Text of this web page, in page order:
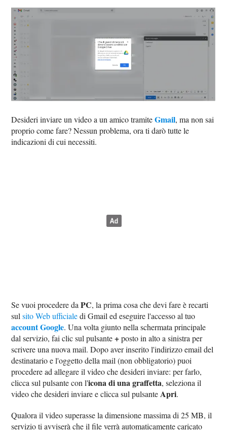
Desideri inviare un video a un amico tramiteGmail, ma non sai
proprio come fare? Nessun problema, ora ti darò tutte le
indicazioni di cui necessiti.
Se vuoi procedere daPC, la prima cosa che devi fare è recarti
sulsito Web ufficialedi Gmail ed eseguire l'accesso al tuo
account Google. Una volta giunto nella schermata principale
dal servizio, fai clic sul pulsante+posto in alto a sinistra per
scrivere una nuova mail. Dopo aver inserito l'indirizzo email del
destinatario e l'oggetto della mail (non obbligatorio) puoi
procedere ad allegare il video che desideri inviare: per farlo,
clicca sul pulsante con l'icona di una graffetta, seleziona il
video che desideri inviare e clicca sul pulsante Apri.
Qualora il video superasse la dimensione massima di 25 MB, il
servizio ti avviserà che il file verrà automaticamente caricato